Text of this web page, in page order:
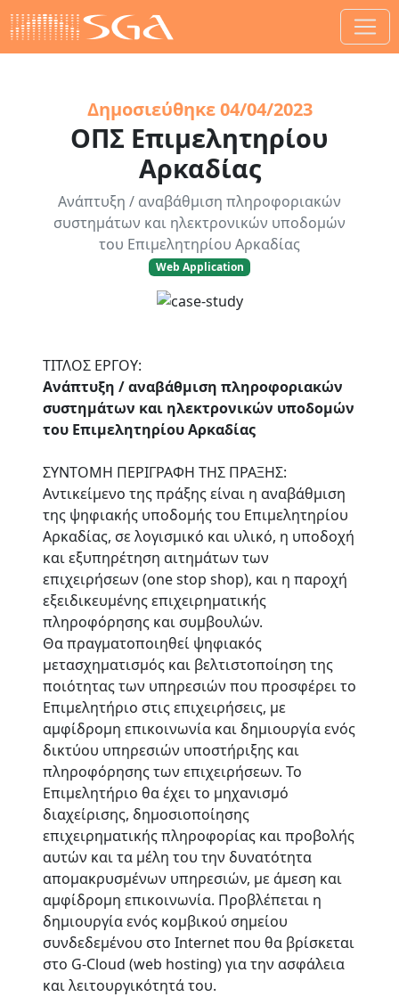
Δημοσιεύθηκε04/04/2023
ΟΠΣ Επιμελητηρίου
Αρκαδίας
Ανάπτυξη / αναβάθμιση πληροφοριακών
συστημάτων και ηλεκτρονικών υποδομών
του Επιμελητηρίου Αρκαδίας
Web Application
ΤΙΤΛΟΣ ΕΡΓΟΥ:
Ανάπτυξη / αναβάθμιση πληροφοριακών
συστημάτων και ηλεκτρονικών υποδομών
του Επιμελητηρίου Αρκαδίας
ΣΥΝΤΟΜΗ ΠΕΡΙΓΡΑΦΗ ΤΗΣ ΠΡΑΞΗΣ:
Αντικείμενο της πράξης είναι η αναβάθμιση
της ψηφιακής υποδομής του Επιμελητηρίου
Αρκαδίας, σε λογισμικό και υλικό, η υποδοχή
και εξυπηρέτηση αιτημάτων των
επιχειρήσεων (one stop shop), και η παροχή
εξειδικευμένης επιχειρηματικής
πληροφόρησης και συμβουλών.
Θα πραγματοποιηθεί ψηφιακός
μετασχηματισμός και βελτιστοποίηση της
ποιότητας των υπηρεσιών που προσφέρει το
Επιμελητήριο στις επιχειρήσεις, με
αμφίδρομη επικοινωνία και δημιουργία ενός
δικτύου υπηρεσιών υποστήριξης και
πληροφόρησης των επιχειρήσεων. Το
Επιμελητήριο θα έχει το μηχανισμό
διαχείρισης, δημοσιοποίησης
επιχειρηματικής πληροφορίας και προβολής
αυτών και τα μέλη του την δυνατότητα
απομακρυσμένων υπηρεσιών, με άμεση και
αμφίδρομη επικοινωνία. Προβλέπεται η
δημιουργία ενός κομβικού σημείου
συνδεδεμένου στο Internet που θα βρίσκεται
στο G-Cloud (web hosting) για την ασφάλεια
και λειτουργικότητά του.